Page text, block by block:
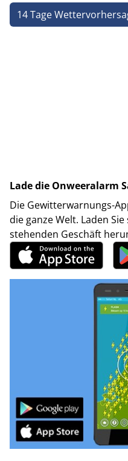
14 Tage
Lade die Onweeralarm
Die Gewitterwarnungs-
die ganze Welt. Laden
stehenden Geschäft